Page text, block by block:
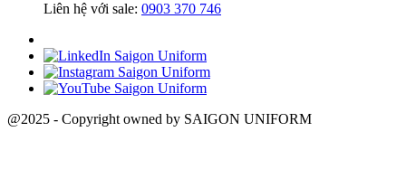
Liên hệ với sale: 0903 370 746
@2025 - Copyright owned by SAIGON UNIFORM